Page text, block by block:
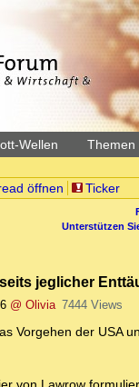
Wellen Themen
öffnen Ticker
Unterstützen
jeglicher
@ Olivia 7444 Views
Vorgehen der USA